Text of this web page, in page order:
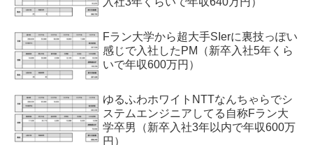
Fラン大学から超大手SIerに裏技っぽい
感じで入社したPM（新卒入社5年くら
いで年収600万円）
ゆるふわホワイトNTTなんちゃらでシ
ステムエンジニアしてる自称Fラン大
学卒男（新卒入社3年以内で年収600万
円）